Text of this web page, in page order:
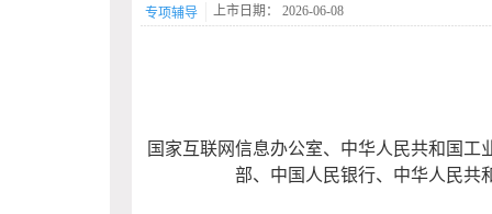
上市日期： 2026-06-08
专项辅导
国家互联网信息办公室、中华人民共和国
部、中国人民银行、中华人民共